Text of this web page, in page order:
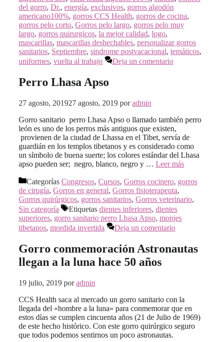
del gorro, Dr., energía, exclusivos, gorros algodón
americano100%, gorros CCS Health, gorros de cocina,
gorros pelo corto, Gorros pelo largo, gorros pelo muy
largo, gorros quirurgicos, la mejor calidad, logo,
mascarillas, mascarillas deshechables, personalizar gorros
sanitarios, Septiembre, sindrome postvacacional, temáticos,
uniformes, vuelta al trabajo Deja un comentario
Perro Lhasa Apso
27 agosto, 201927 agosto, 2019 poradmin
Gorro sanitario perro Lhasa Apso o llamado también perro
león es uno de los perros más antiguos que existen,
provienen de la ciudad de Lhassa en el Tibet, servía de
guardián en los templos tibetanos y es considerado como
un símbolo de buena suerte; los colores estándar del Lhasa
apso pueden ser; negro, blanco, negro y … Leer más
Categorías Congresos, Cursos, Gorros cocinero, gorros
de cirugía, Gorros en general, Gorros fisioterapeuta,
Gorros quirúrgicos, gorros sanitarios, Gorros veterinario,
Sin categoría
Etiquetas dientes inferiores, dientes
superiores, gorro sanitario perro Lhasa Apso, monjes
tibetanos, mordida invertida Deja un comentario
Gorro conmemoración Astronautas
llegan a la luna hace 50 años
19 julio, 2019 poradmin
CCS Health saca al mercado un gorro sanitario con la
llegada del «hombre a la luna» para conmemorar que en
estos días se cumplen cincuenta años (21 de Julio de 1969)
de este hecho histórico. Con este gorro quirúrgico seguro
que todos podemos sentirnos un poco astronautas.